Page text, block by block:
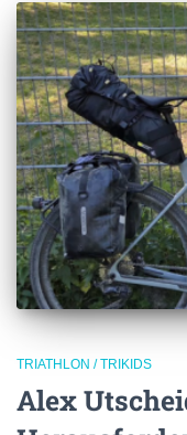
TRIATHLON / TRIKIDS
Alex